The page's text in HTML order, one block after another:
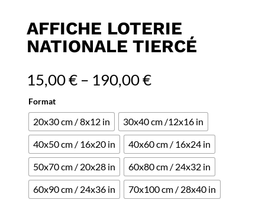
AFFICHE LOTERIE
NATIONALE TIERCÉ
15,00€– 190,00€
Format
20x30 cm / 8x12 in
30x40 cm /12x16 in
40x50 cm / 16x20 in
40x60 cm / 16x24 in
50x70 cm / 20x28 in
60x80 cm / 24x32 in
60x90 cm / 24x36 in
70x100 cm / 28x40 in